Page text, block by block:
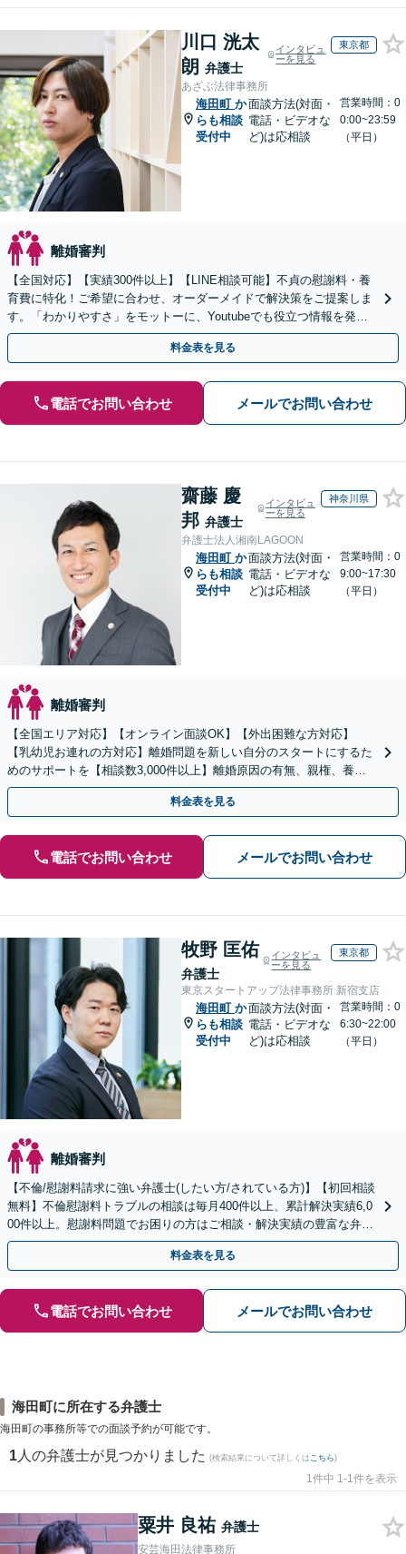
川口 洸太
朗 弁護士
インタビュ
ーを見る
東京都
あざぶ法律事務所
海田町 か
らも相談
受付中
面談方法(対面・
電話・ビデオな
ど)は応相談
営業時間：0
0:00~23:59
（平日）
離婚審判
【全国対応】【実績300件以上】【LINE相談可能】不貞の慰謝料・養
育費に特化！ご希望に合わせ、オーダーメイドで解決策をご提案しま
す。「わかりやすさ」をモットーに、Youtubeでも役立つ情報を発信
中【初回相談無料】【土日対応可】
料金表を見る
電話でお問い合わせ メールでお問い合わせ
齋藤 慶
邦 弁護士
インタビュ
ーを見る
神奈川県
弁護士法人湘南LAGOON
海田町 か
らも相談
受付中
面談方法(対面・
電話・ビデオな
ど)は応相談
営業時間：0
9:00~17:30
（平日）
離婚審判
【全国エリア対応】【オンライン面談OK】【外出困難な方対応】
【乳幼児お連れの方対応】離婚問題を新しい自分のスタートにするた
めのサポートを【相談数3,000件以上】離婚原因の有無、親権、養育
費、財産分与、慰謝料請求【夜間・休日相談可】
料金表を見る
電話でお問い合わせ メールでお問い合わせ
牧野 匡佑
弁護士
インタビュ
ーを見る
東京都
東京スタートアップ法律事務所 新宿支店
海田町 か
らも相談
受付中
面談方法(対面・
電話・ビデオな
ど)は応相談
営業時間：0
6:30~22:00
（平日）
離婚審判
【不倫/慰謝料請求に強い弁護士(したい方/されている方)】【初回相談
無料】不倫慰謝料トラブルの相談は毎月400件以上、累計解決実績6,0
00件以上。慰謝料問題でお困りの方はご相談・解決実績の豊富な弁護
士による無料相談をご利用ください。
料金表を見る
電話でお問い合わせ メールでお問い合わせ
海田町に所在する弁護士
海田町の事務所等での面談予約が可能です。
1 人の弁護士が見つかりました (検索結果について詳しくは こちら)
1件中 1-1件を表示
粟井 良祐 弁護士
安芸海田法律事務所